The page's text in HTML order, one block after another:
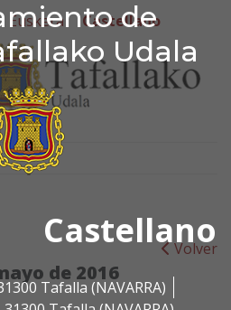
de
Udala
Castellano
Tafalla (NAVARRA)
de
Euskera Castellano
Volver
de 2016